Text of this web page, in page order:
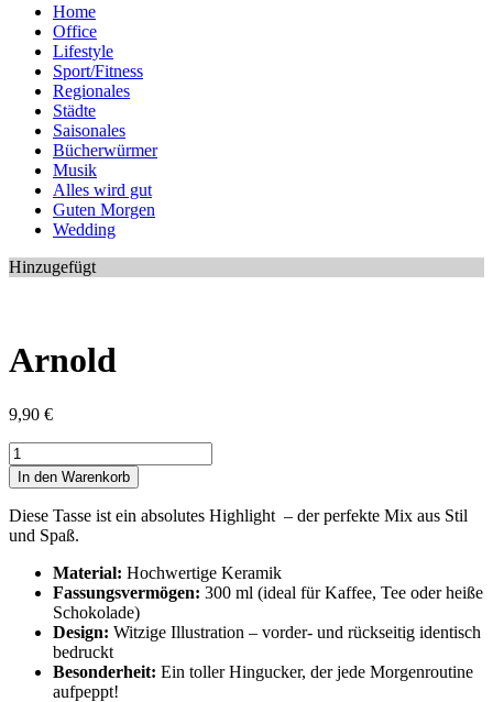
Home
Office
Lifestyle
Sport/Fitness
Regionales
Städte
Saisonales
Bücherwürmer
Musik
Alles wird gut
Guten Morgen
Wedding
Hinzugefügt
Arnold
9,90 €
Arnold
Menge
In den Warenkorb
Diese Tasse ist ein absolutes Highlight – der perfekte Mix aus Stil
und Spaß.
Material: Hochwertige Keramik
Fassungsvermögen: 300 ml (ideal für Kaffee, Tee oder heiße
Schokolade)
Design: Witzige Illustration – vorder- und rückseitig identisch
bedruckt
Besonderheit: Ein toller Hingucker, der jede Morgenroutine
aufpeppt!